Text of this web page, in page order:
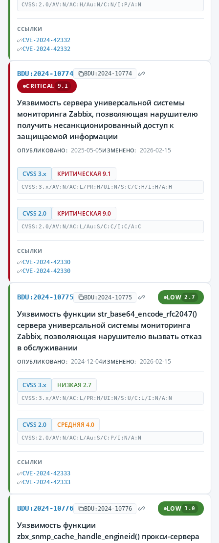
CVSS:2.0/AV:N/AC:H/Au:N/C:N/I:P/A:N
ССЫЛКИ
CVE-2024-42332
CVE-2024-42332
BDU:2024-10774 BDU:2024-10774
CRITICAL 9.1
Уязвимость сервера универсальной системы
мониторинга Zabbix, позволяющая нарушителю
получить несанкционированный доступ к
защищаемой информации
ОПУБЛИКОВАНО: 2025-05-05ИЗМЕНЕНО: 2026-02-15
CVSS 3.x КРИТИЧЕСКАЯ 9.1
CVSS:3.x/AV:N/AC:L/PR:H/UI:N/S:C/C:H/I:H/A:H
CVSS 2.0 КРИТИЧЕСКАЯ 9.0
CVSS:2.0/AV:N/AC:L/Au:S/C:C/I:C/A:C
ССЫЛКИ
CVE-2024-42330
CVE-2024-42330
BDU:2024-10775 BDU:2024-10775 LOW 2.7
Уязвимость функции str_base64_encode_rfc2047()
сервера универсальной системы мониторинга
Zabbix, позволяющая нарушителю вызвать отказ
в обслуживании
ОПУБЛИКОВАНО: 2024-12-04ИЗМЕНЕНО: 2026-02-15
CVSS 3.x НИЗКАЯ 2.7
CVSS:3.x/AV:N/AC:L/PR:H/UI:N/S:U/C:L/I:N/A:N
CVSS 2.0 СРЕДНЯЯ 4.0
CVSS:2.0/AV:N/AC:L/Au:S/C:P/I:N/A:N
ССЫЛКИ
CVE-2024-42333
CVE-2024-42333
BDU:2024-10776 BDU:2024-10776 LOW 3.0
Уязвимость функции
zbx_snmp_cache_handle_engineid() прокси-сервера